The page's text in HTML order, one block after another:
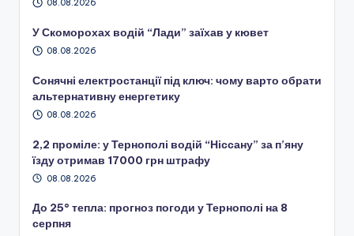
08.08.2026
У Скоморохах водій “Лади” заїхав у кювет
08.08.2026
Сонячні електростанції під ключ: чому варто обрати
альтернативну енергетику
08.08.2026
2,2 проміле: у Тернополі водій “Ніссану” за п’яну
їзду отримав 17000 грн штрафу
08.08.2026
До 25° тепла: прогноз погоди у Тернополі на 8
серпня